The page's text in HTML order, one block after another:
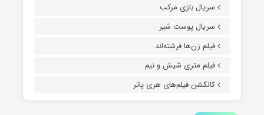
سریال بازی مرکب
سریال پوست شیر
فیلم زن‌ها فرشته‌اند
فیلم متری شیش و نیم
کالکشن فیلم‌های هری پاتر